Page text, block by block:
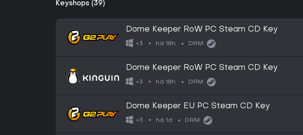
Keyshops (39)
Dome Keeper RoW PC Steam CD Key
+3 há 18h DRM:
Dome Keeper RoW PC Steam CD Key
+3 há 18h DRM:
Dome Keeper EU PC Steam CD Key
+3 há 1d DRM: